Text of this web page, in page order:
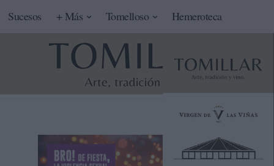
Sucesos + Más Tomelloso Hemeroteca